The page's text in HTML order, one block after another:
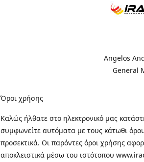
Angelos
General
Όροι χρήσης
Καλώς ήλθατε στo ηλεκτρονικό μας
συμφωνείτε αυτόματα με τους κάτωθι
προσεκτικά. Οι παρόντες όροι χρήσης
αποκλειστικά μέσω του ιστότοπου